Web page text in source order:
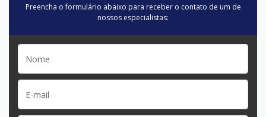
Preencha o formulário abaixo para receber o contato de um de
nossos especialistas: